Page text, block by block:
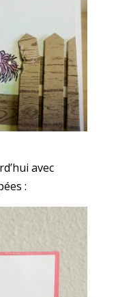
avec
: